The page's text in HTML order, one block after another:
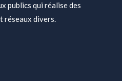
publics qui réalise des
réseaux divers.